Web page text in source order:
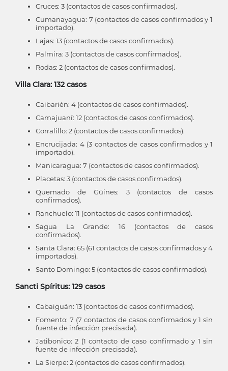
Cruces: 3 (contactos de casos confirmados).
Cumanayagua: 7 (contactos de casos confirmados y 1
importado).
Lajas: 13 (contactos de casos confirmados).
Palmira: 3 (contactos de casos confirmados).
Rodas: 2 (contactos de casos confirmados).
Villa Clara: 132 casos
Caibarién: 4 (contactos de casos confirmados).
Camajuaní: 12 (contactos de casos confirmados).
Corralillo: 2 (contactos de casos confirmados).
Encrucijada: 4 (3 contactos de casos confirmados y 1
importado).
Manicaragua: 7 (contactos de casos confirmados).
Placetas: 3 (contactos de casos confirmados).
Quemado de Güines: 3 (contactos de casos
confirmados).
Ranchuelo: 11 (contactos de casos confirmados).
Sagua La Grande: 16 (contactos de casos
confirmados).
Santa Clara: 65 (61 contactos de casos confirmados y 4
importados).
Santo Domingo: 5 (contactos de casos confirmados).
Sancti Spíritus: 129 casos
Cabaiguán: 13 (contactos de casos confirmados).
Fomento: 7 (7 contactos de casos confirmados y 1 sin
fuente de infección precisada).
Jatibonico: 2 (1 contacto de caso confirmado y 1 sin
fuente de infección precisada).
La Sierpe: 2 (contactos de casos confirmados).